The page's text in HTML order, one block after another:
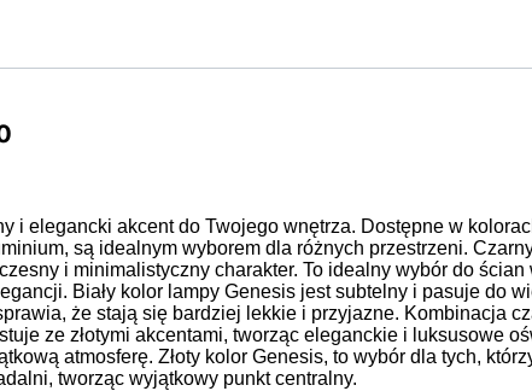
i elegancki akcent do Twojego wnętrza. Dostępne w
są idealnym wyborem dla różnych przestrzeni.
i minimalistyczny charakter. To idealny wybór do ścian
Biały kolor lampy Genesis jest subtelny i pasuje do
że stają się bardziej lekkie i przyjazne. Kombinacja
ze złotymi akcentami, tworząc eleganckie i luksusowe
atmosferę. Złoty kolor Genesis, to wybór dla tych,
tworząc wyjątkowy punkt centralny.